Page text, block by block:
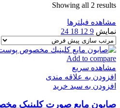
Showing all 2 results
مشاهده فیلترها
نمایش 9
12
18
24
Add to compare
مشاهده سریع
افزودن به علاقه مندی
افزودن به سبد خرید
صابون مایع صورت کلینیک